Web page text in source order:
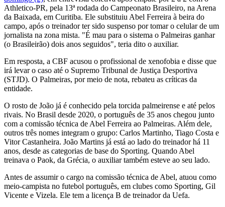
Athletico-PR, pela 13ª rodada do Campeonato Brasileiro, na Arena
da Baixada, em Curitiba. Ele substituiu Abel Ferreira à beira do
campo, após o treinador ter sido suspenso por tomar o celular de um
jornalista na zona mista. "É mau para o sistema o Palmeiras ganhar
(o Brasileirão) dois anos seguidos", teria dito o auxiliar.
Em resposta, a CBF acusou o profissional de xenofobia e disse que
irá levar o caso até o Supremo Tribunal de Justiça Desportiva
(STJD). O Palmeiras, por meio de nota, rebateu as críticas da
entidade.
O rosto de João já é conhecido pela torcida palmeirense e até pelos
rivais. No Brasil desde 2020, o português de 35 anos chegou junto
com a comissão técnica de Abel Ferreira ao Palmeiras. Além dele,
outros três nomes integram o grupo: Carlos Martinho, Tiago Costa e
Vitor Castanheira. João Martins já está ao lado do treinador há 11
anos, desde as categorias de base do Sporting. Quando Abel
treinava o Paok, da Grécia, o auxiliar também esteve ao seu lado.
Antes de assumir o cargo na comissão técnica de Abel, atuou como
meio-campista no futebol português, em clubes como Sporting, Gil
Vicente e Vizela. Ele tem a licença B de treinador da Uefa.